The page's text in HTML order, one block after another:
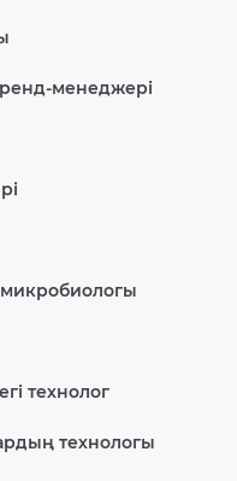
менеджері
технолог
технологы